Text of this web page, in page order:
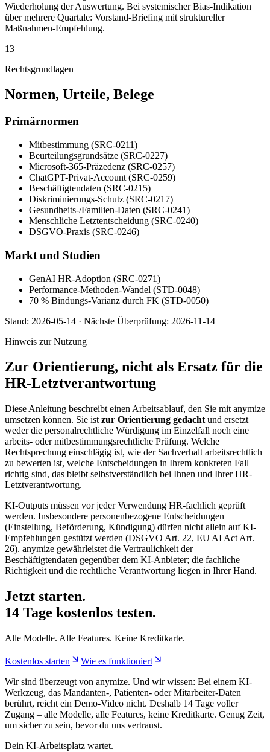
Wiederholung der Auswertung. Bei systemischer Bias-Indikation
über mehrere Quartale: Vorstand-Briefing mit struktureller
Maßnahmen-Empfehlung.
13
Rechtsgrundlagen
Normen, Urteile, Belege
Primärnormen
Mitbestimmung (SRC-0211)
Beurteilungsgrundsätze (SRC-0227)
Microsoft-365-Präzedenz (SRC-0257)
ChatGPT-Privat-Account (SRC-0259)
Beschäftigtendaten (SRC-0215)
Diskriminierungs-Schutz (SRC-0217)
Gesundheits-/Familien-Daten (SRC-0241)
Menschliche Letztentscheidung (SRC-0240)
DSGVO-Praxis (SRC-0246)
Markt und Studien
GenAI HR-Adoption (SRC-0271)
Performance-Methoden-Wandel (STD-0048)
70 % Bindungs-Varianz durch FK (STD-0050)
Stand: 2026-05-14 · Nächste Überprüfung: 2026-11-14
Hinweis zur Nutzung
Zur Orientierung, nicht als Ersatz für die
HR-Letztverantwortung
Diese Anleitung beschreibt einen Arbeitsablauf, den Sie mit anymize
umsetzen können. Sie ist zur Orientierung gedacht und ersetzt
weder die personalrechtliche Würdigung im Einzelfall noch eine
arbeits- oder mitbestimmungsrechtliche Prüfung. Welche
Rechtsprechung einschlägig ist, wie der Sachverhalt arbeitsrechtlich
zu bewerten ist, welche Entscheidungen in Ihrem konkreten Fall
richtig sind, das bleibt selbstverständlich bei Ihnen und Ihrer HR-
Letztverantwortung.
KI-Outputs müssen vor jeder Verwendung HR-fachlich geprüft
werden. Insbesondere personenbezogene Entscheidungen
(Einstellung, Beförderung, Kündigung) dürfen nicht allein auf KI-
Empfehlungen gestützt werden (DSGVO Art. 22, EU AI Act Art.
26). anymize gewährleistet die Vertraulichkeit der
Beschäftigtendaten gegenüber dem KI-Anbieter; die fachliche
Richtigkeit und die rechtliche Verantwortung liegen in Ihrer Hand.
Jetzt starten.
14 Tage kostenlos testen.
Alle Modelle. Alle Features. Keine Kreditkarte.
Kostenlos starten
Wie es funktioniert
Wir sind überzeugt von anymize. Und wir wissen: Bei einem KI-
Werkzeug, das Mandanten-, Patienten- oder Mitarbeiter-Daten
berührt, reicht ein Demo-Video nicht. Deshalb 14 Tage voller
Zugang – alle Modelle, alle Features, keine Kreditkarte. Genug Zeit,
um sicher zu sein, bevor du uns vertraust.
Dein KI-Arbeitsplatz wartet.